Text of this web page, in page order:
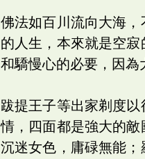
佛法如百川流向大海
的人生，本來就是空
和驕慢心的必要，因為
跋提王子等出家剃度
情，四面都是強大的
沉迷女色，庸碌無能